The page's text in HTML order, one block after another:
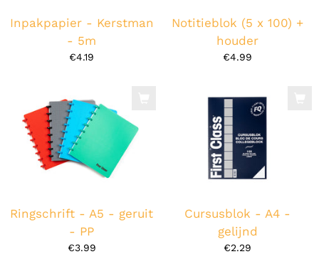
Inpakpapier - Kerstman
- 5m
€4.19
Notitieblok (5 x 100) +
houder
€4.99
Ringschrift - A5 - geruit
- PP
€3.99
Cursusblok - A4 -
gelijnd
€2.29